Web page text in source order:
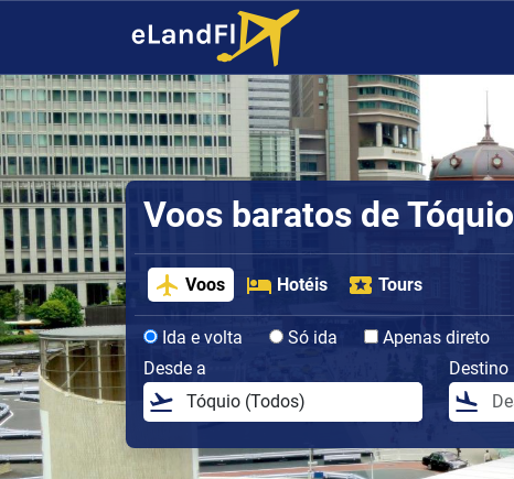
Voos baratos de Tóquio
Voos Hotéis Tours
Ida e volta Só ida
Apenas direto
Desde a
Destino